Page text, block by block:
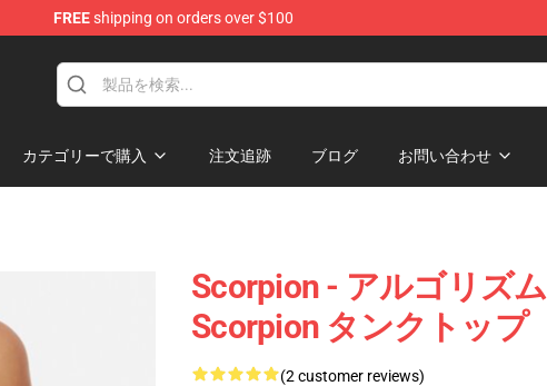
FREEshipping on orders over $100
カテゴリーで購入 注文追跡 ブログ お問い合わせ
Scorpion - アルゴリズ
Scorpion タンクトップ
(2 customer reviews)